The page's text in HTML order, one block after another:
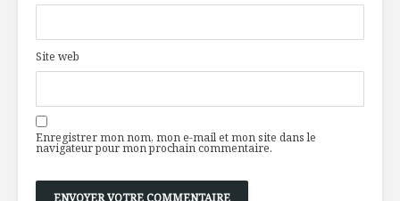
Site web
Enregistrer mon nom, mon e-mail et mon site dans le
navigateur pour mon prochain commentaire.